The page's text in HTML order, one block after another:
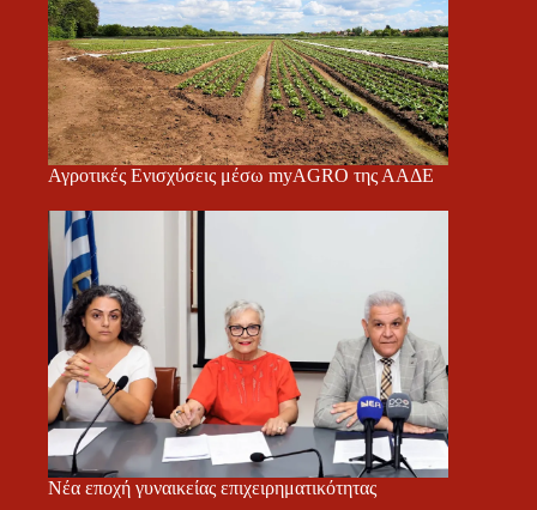
Αγροτικές Ενισχύσεις μέσω myAGRO της ΑΑΔΕ
Νέα εποχή γυναικείας επιχειρηματικότητας